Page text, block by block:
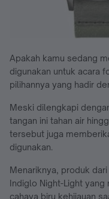
Apakah kamu sedang
digunakan untuk acara
pilihannya yang hadir
Meski dilengkapi
tangan ini tahan air
tersebut juga
digunakan.
Menariknya, produk
Indiglo Night-Light
cahaya biru kehijauan